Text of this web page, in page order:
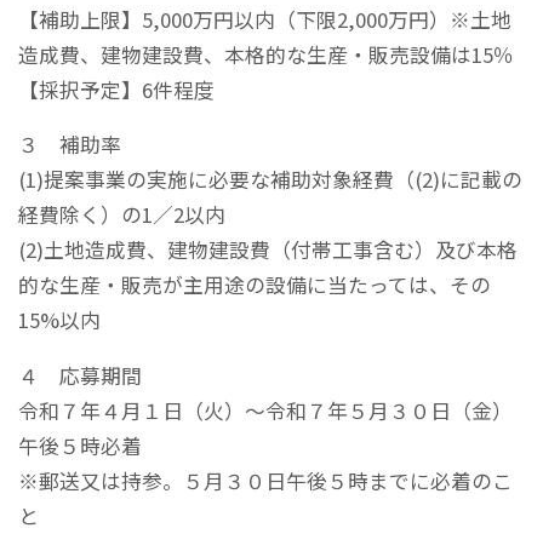
【補助上限】5,000万円以内（下限2,000万円）※土地
造成費、建物建設費、本格的な生産・販売設備は15％
【採択予定】6件程度
３ 補助率
(1)提案事業の実施に必要な補助対象経費（(2)に記載の
経費除く）の1／2以内
(2)土地造成費、建物建設費（付帯工事含む）及び本格
的な生産・販売が主用途の設備に当たっては、その
15%以内
４ 応募期間
令和７年４月１日（火）～令和７年５月３０日（金）
午後５時必着
※郵送又は持参。５月３０日午後５時までに必着のこ
と